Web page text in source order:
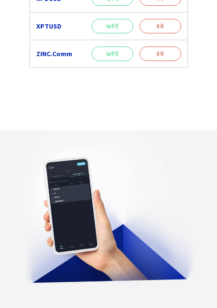
XPTUSD खरीदें बेचें
ZINC.Comm खरीदें बेचें